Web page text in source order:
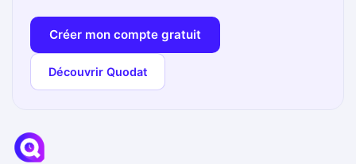
Créer mon compte gratuit
Découvrir Quodat